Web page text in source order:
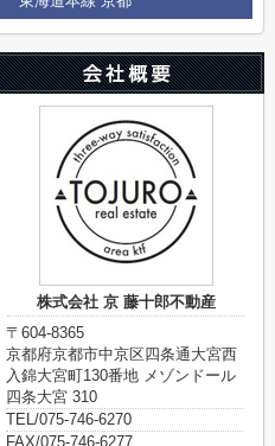
株式会社 京 藤十郎不動産
〒604-8365
京都府京都市中京区四条通大宮西
入錦大宮町130番地 メゾンドール
四条大宮 310
TEL/075-746-6270
FAX/075-746-6277